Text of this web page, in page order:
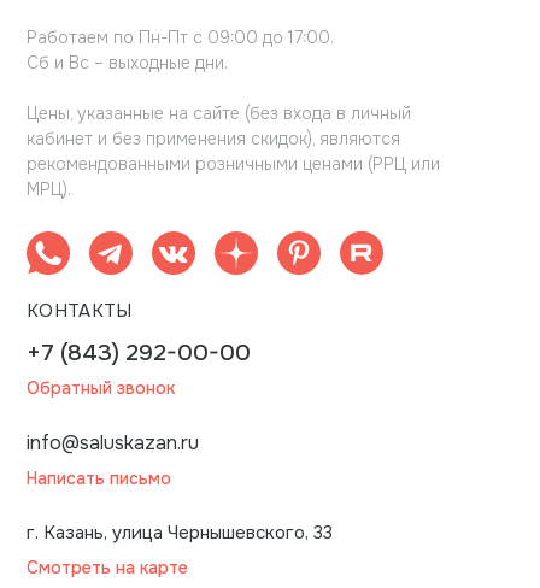
Работаем по Пн-Пт с 09:00 до 17:00.
Сб и Вс – выходные дни.
Цены, указанные на сайте (без входа в личный
кабинет и без применения скидок), являются
рекомендованными розничными ценами (РРЦ или
МРЦ).
КОНТАКТЫ
+7 (843) 292-00-00
Обратный звонок
info@saluskazan.ru
Написать письмо
г. Казань, улица Чернышевского, 33
Смотреть на карте